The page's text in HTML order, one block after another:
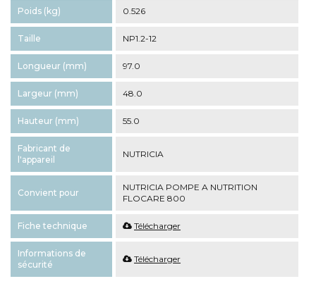
Poids (kg) 0.526
Taille NP1.2-12
Longueur (mm) 97.0
Largeur (mm) 48.0
Hauteur (mm) 55.0
Fabricant de
l'appareil
NUTRICIA
Convient pour
NUTRICIA POMPE A NUTRITION
FLOCARE 800
Fiche technique Télécharger
Informations de
sécurité
Télécharger